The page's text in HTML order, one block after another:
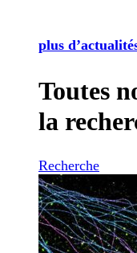
plus
Toutes
la
Recherche